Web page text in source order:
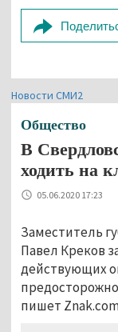
Новости СМИ2
Общество
В
ходить на
05.06.2020 17:23
Заместитель
Павел Креков
действующих
пишет